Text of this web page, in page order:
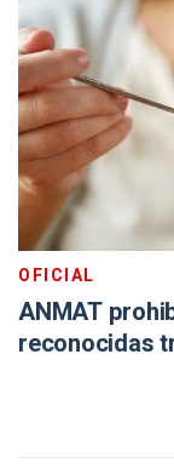
OFICIAL
ANMAT
reconocidas